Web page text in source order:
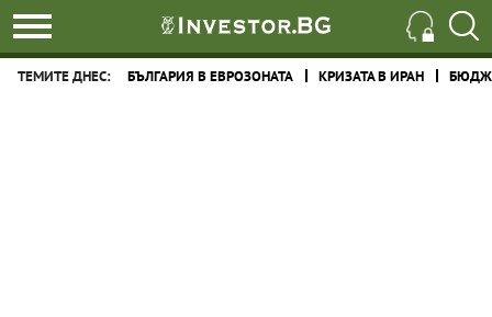
ТЕМИТЕ ДНЕС: БЪЛГАРИЯ В ЕВРОЗОНАТА КРИЗАТА В ИРАН